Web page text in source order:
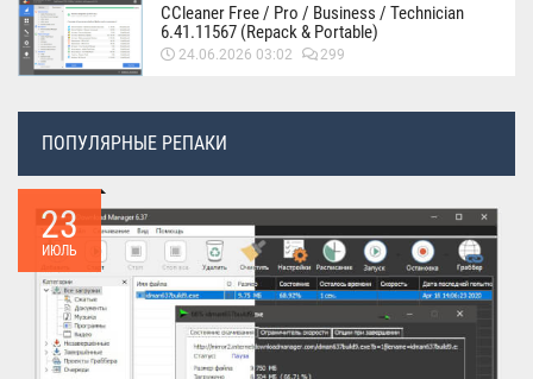
CCleaner Free / Pro / Business / Technician
6.41.11567 (Repack & Portable)
24.06.2026 03:02 299
ПОПУЛЯРНЫЕ РЕПАКИ
23
ИЮЛЬ